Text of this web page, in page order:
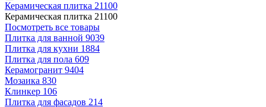
Керамическая плитка 21100
Керамическая плитка 21100
Посмотреть все товары
Плитка для ванной 9039
Плитка для кухни 1884
Плитка для пола 609
Керамогранит 9404
Мозаика 830
Клинкер 106
Плитка для фасадов 214